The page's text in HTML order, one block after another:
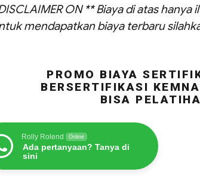
ON ** Biaya di atas
mendapatkan biaya terbaru
PROMO BIAYA
BERSERTIFIKASI
BISA
Rolly Rolend Online
Ada pertanyaan? Tanya di
sini